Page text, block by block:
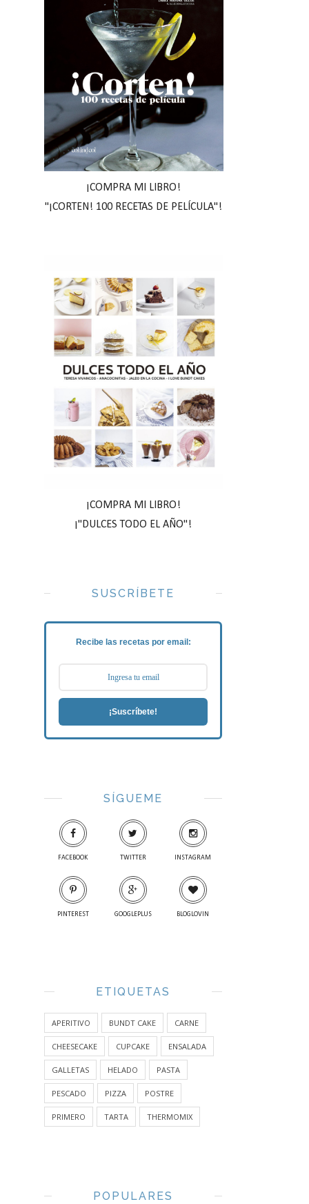
¡COMPRA MI LIBRO!
"¡CORTEN! 100 RECETAS DE PELÍCULA"!
¡COMPRA MI LIBRO!
¡"DULCES TODO EL AÑO"!
SUSCRÍBETE
Recibe las recetas por email:
¡Suscríbete!
SÍGUEME
FACEBOOK TWITTER INSTAGRAM
PINTEREST GOOGLEPLUS BLOGLOVIN
ETIQUETAS
APERITIVO BUNDT CAKE CARNE
CHEESECAKE CUPCAKE ENSALADA
GALLETAS HELADO PASTA
PESCADO PIZZA POSTRE
PRIMERO TARTA THERMOMIX
POPULARES